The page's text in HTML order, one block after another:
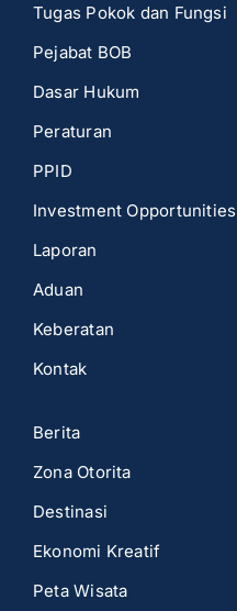
Tugas Pokok dan Fungsi
Pejabat BOB
Dasar Hukum
Peraturan
PPID
Investment Opportunities
Laporan
Aduan
Keberatan
Kontak
Berita
Zona Otorita
Destinasi
Ekonomi Kreatif
Peta Wisata